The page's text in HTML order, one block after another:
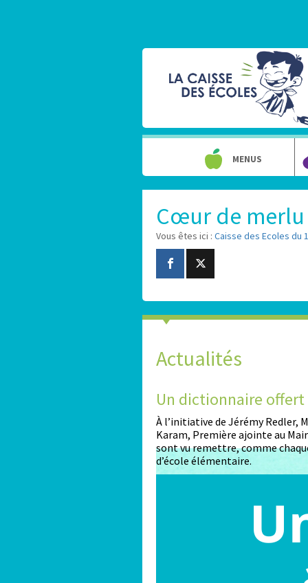
MENUS
Cœur de merlu
Vous êtes ici : Caisse des Ecoles du
Actualités
Un dictionnaire offert
À l’initiative de Jérémy Redler,
Karam, Première ajointe au
sont vu remettre, comme
d’école élémentaire.